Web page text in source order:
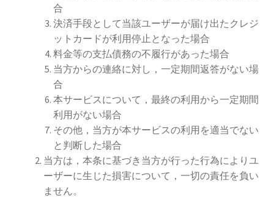
合
決済手段として当該ユーザーが届け出たクレジ
ットカードが利用停止となった場合
料金等の支払債務の不履行があった場合
当方からの連絡に対し，一定期間返答がない場
合
本サービスについて，最終の利用から一定期間
利用がない場合
その他，当方が本サービスの利用を適当でない
と判断した場合
当方は，本条に基づき当方が行った行為によりユ
ーザーに生じた損害について，一切の責任を負い
ません。